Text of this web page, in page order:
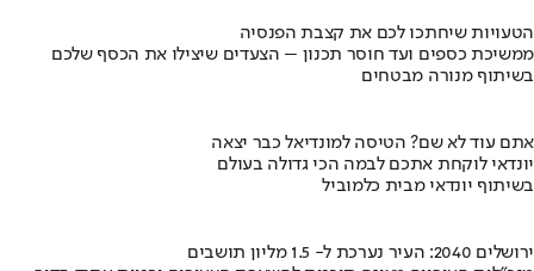
הטעויות שיחתכו לכם את קצבת הפנסיה
ממשיכת כספים ועד חוסר תכנון – הצעדים שיצילו את הכסף שלכם
בשיתוף מנורה מבטחים
אתם עוד לא שם? הטיסה למונדיאל כבר יצאה
יונדאי לוקחת אתכם לבמה הכי גדולה בעולם
בשיתוף יונדאי מבית כלמוביל
ירושלים 2040: העיר נערכת ל- 1.5 מליון תושבים